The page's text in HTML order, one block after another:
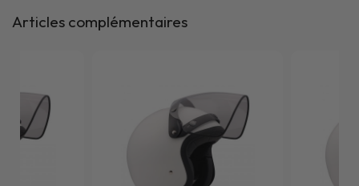
Articles complémentaires